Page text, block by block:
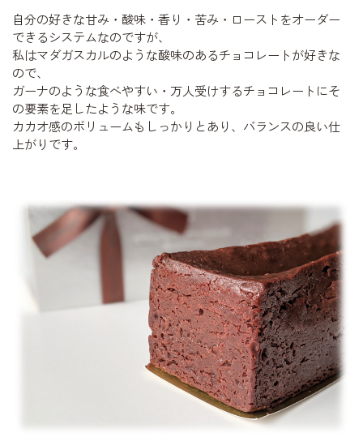
自分の好きな甘み・酸味・香り・苦み・ローストをオーダー
できるシステムなのですが、
私はマダガスカルのような酸味のあるチョコレートが好きな
ので、
ガーナのような食べやすい・万人受けするチョコレートにそ
の要素を足したような味です。
カカオ感のボリュームもしっかりとあり、バランスの良い仕
上がりです。